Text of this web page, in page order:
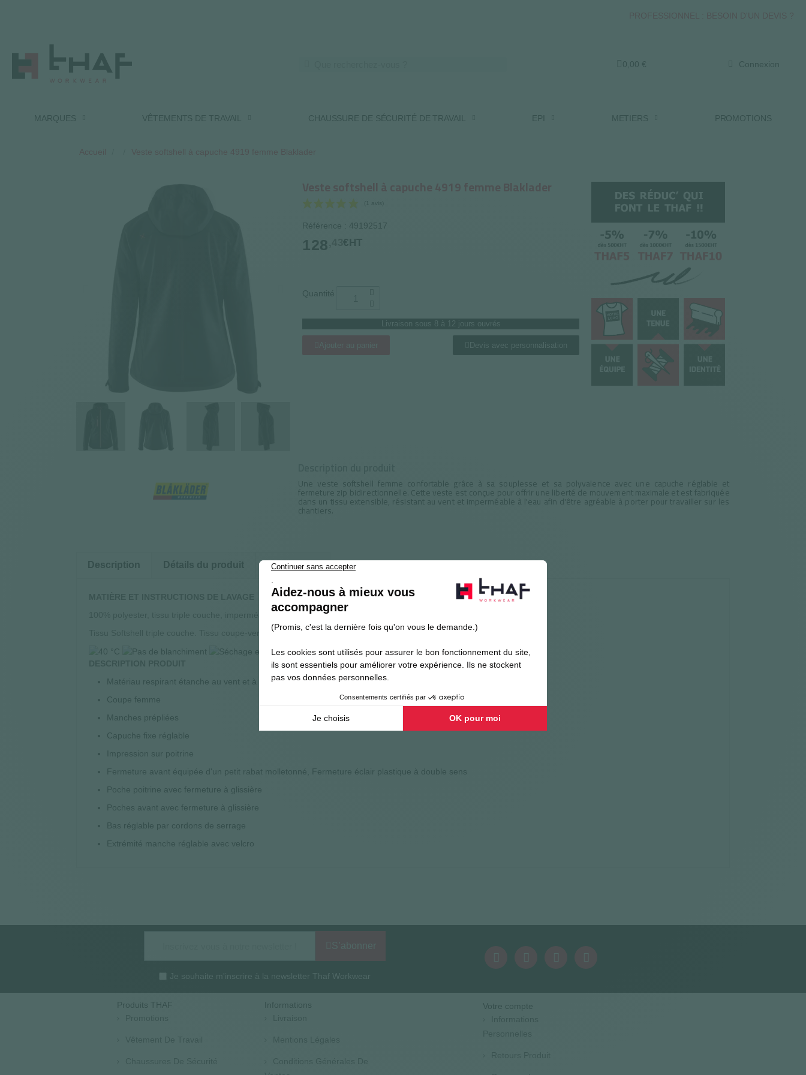
PROFESSIONNEL : BESOIN D'UN DEVIS ?
0,00 € Connexion
MARQUES VÊTEMENTS DE TRAVAIL CHAUSSURE DE SÉCURITÉ DE TRAVAIL EPI METIERS PROMOTIONS
Accueil Veste softshell à capuche 4919 femme Blaklader
Veste softshell à capuche 4919 femme Blaklader
Référence : 49192517
128 €HT
Quantité
Livraison sous 8 à 12 jours ouvrés
Ajouter au panier Devis avec personnalisation
Une veste softshell femme confortable grâce à sa souplesse et sa polyvalence avec une capuche réglable et
fermeture zip bidirectionnelle. Cette veste est conçue pour offrir une liberté de mouvement maximale et est fabriquée
dans un tissu extensible, résistant au vent et imperméable à l'eau afin d'être agréable à porter pour travailler sur les
chantiers.
Description Détails du produit Avis clients
100% polyester, tissu triple couche, imperméable 10000mm, coupe-vent, respirant 4000g/m²/24h, 305 g/m²
Tissu Softshell triple couche. Tissu coupe-vent, imperméable et respirant. Tissu certifié OEKO-TEX® 100.
Matériau respirant étanche au vent et à l'eau, sans coutures étanchées
Coupe femme
Manches prépliées
Capuche fixe réglable
Impression sur poitrine
Fermeture avant équipée d'un petit rabat molletonné, Fermeture éclair plastique à double sens
Poche poitrine avec fermeture à glissière
Poches avant avec fermeture à glissière
Bas réglable par cordons de serrage
Extrémité manche réglable avec velcro
S’abonner
Je souhaite m'inscrire à la newsletter Thaf Workwear
Produits THAF
Informations
Votre compte